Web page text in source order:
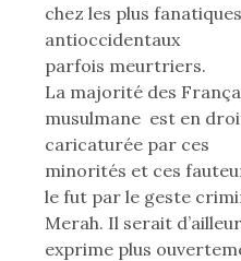
chez les plus
antioccidentaux
parfois meurtriers.
La majorité des
musulmane est en
caricaturée par ces
minorités et ces
le fut par le geste
Merah. Il serait
exprime plus